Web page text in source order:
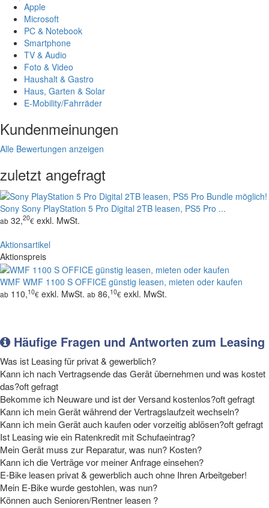
Apple
Microsoft
PC & Notebook
Smartphone
TV & Audio
Foto & Video
Haushalt & Gastro
Haus, Garten & Solar
E-Mobility/Fahrräder
Kundenmeinungen
Alle Bewertungen anzeigen
zuletzt angefragt
Sony Sony PlayStation 5 Pro Digital 2TB leasen, PS5 Pro ...
ab 32,20€ exkl. MwSt.
Aktionsartikel
Aktionspreis
WMF WMF 1100 S OFFICE günstig leasen, mieten oder kaufen
ab 110,10€ exkl. MwSt. ab 86,10€ exkl. MwSt.
Häufige Fragen und Antworten zum Leasing
Was ist Leasing für privat & gewerblich?
Kann ich nach Vertragsende das Gerät übernehmen und was kostet
das?oft gefragt
Bekomme ich Neuware und ist der Versand kostenlos?oft gefragt
Kann ich mein Gerät während der Vertragslaufzeit wechseln?
Kann ich mein Gerät auch kaufen oder vorzeitig ablösen?oft gefragt
Ist Leasing wie ein Ratenkredit mit Schufaeintrag?
Mein Gerät muss zur Reparatur, was nun? Kosten?
Kann ich die Verträge vor meiner Anfrage einsehen?
E-Bike leasen privat & gewerblich auch ohne Ihren Arbeitgeber!
Mein E-Bike wurde gestohlen, was nun?
Können auch Senioren/Rentner leasen ?